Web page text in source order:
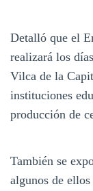
Detalló que el
realizará los
Vilca de la
instituciones
producción de
También se
algunos de